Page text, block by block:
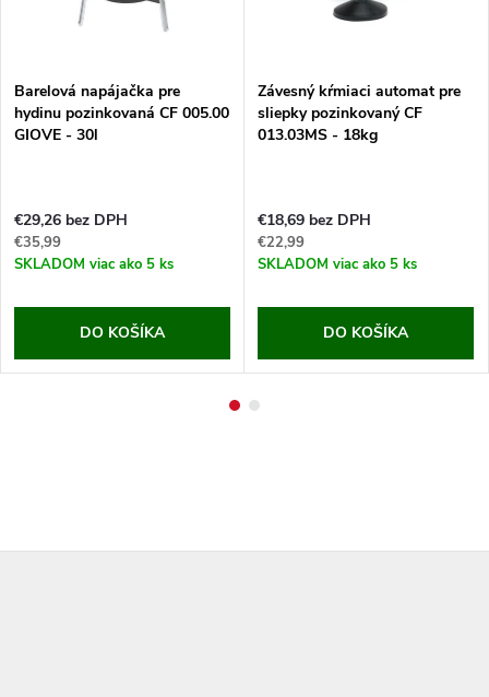
Barelová napájačka pre
hydinu pozinkovaná CF 005.00
GIOVE - 30l
€29,26 bez DPH
€35,99
SKLADOM viac ako 5 ks
DO KOŠÍKA
Závesný kŕmiaci automat pre
sliepky pozinkovaný CF
013.03MS - 18kg
€18,69 bez DPH
€22,99
SKLADOM viac ako 5 ks
DO KOŠÍKA